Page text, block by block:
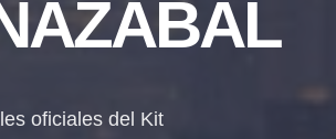
oficiales del Kit